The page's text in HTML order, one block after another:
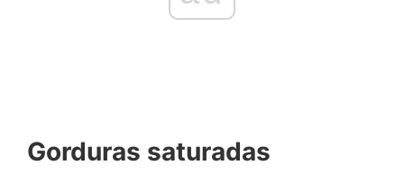
Gorduras saturadas